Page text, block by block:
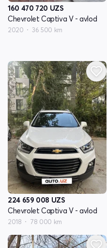
160 470 720 UZS
Chevrolet Captiva V - avlod
2020 36 500 km
224 659 008 UZS
Chevrolet Captiva V - avlod
2018 78 000 km